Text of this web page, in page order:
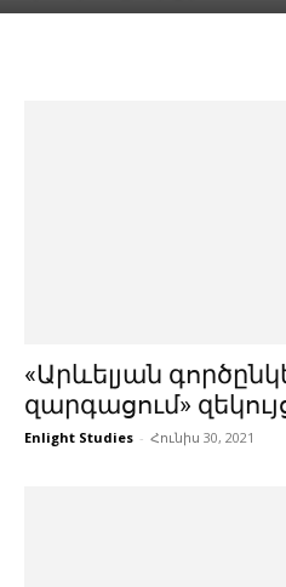
«Արևելյան
զարգացում»
Enlight Studies - Հունիս 30, 2021